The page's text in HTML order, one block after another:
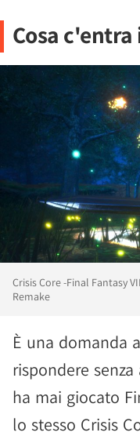
Cosa c'entra
Crisis Core -Final Fantasy
Remake
È una domanda
rispondere
ha mai giocato
lo stesso Crisis